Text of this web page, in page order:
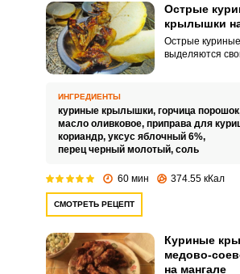
Острые
крылышки
Острые
выделяются
при посиделках
свежем воздухе.
хорошей
ИНГРЕДИЕНТЫ
куриные крылышки, горчица
масло оливковое, приправа для
кориандр, уксус яблочный 6%,
перец черный молотый, соль
60 мин 374.55 кКал
СМОТРЕТЬ РЕЦЕПТ
Куриные
медово-
на мангале